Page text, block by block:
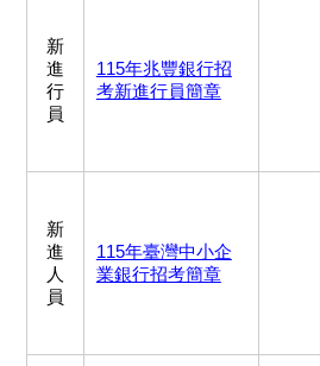
新
進
行
員
115年兆豐銀行招
考新進行員簡章
新
進
人
員
115年臺灣中小企
業銀行招考簡章